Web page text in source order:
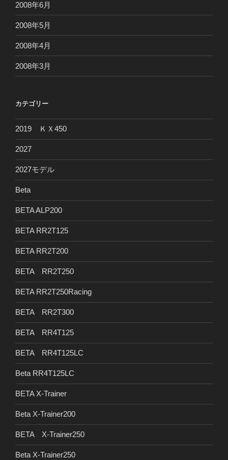
2008年6月
2008年5月
2008年4月
2008年3月
カテゴリー
2019 ＫＸ450
2027
2027モデル
Beta
BETA ALP200
BETA RR2T125
BETA RR2T200
BETA RR2T250
BETA RR2T250Racing
BETA RR2T300
BETA RR4T125
BETA RR4T125LC
Beta RR4T125LC
BETA X-Trainer
Beta X-Trainer200
BETA X-Trainer250
Beta X-Trainer250